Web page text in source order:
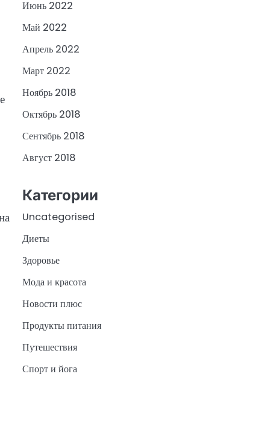
Июнь 2022
Май 2022
Апрель 2022
Март 2022
Ноябрь 2018
Октябрь 2018
Сентябрь 2018
Август 2018
Категории
Uncategorised
Диеты
Здоровье
Мода и красота
Новости плюс
Продукты питания
Путешествия
Спорт и йога